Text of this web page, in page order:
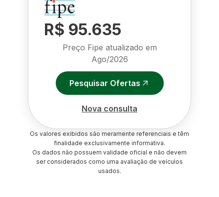
R$ 95.635
Preço Fipe atualizado em
Ago/2026
Pesquisar Ofertas
Nova consulta
Os valores exibidos são meramente referenciais e têm
finalidade exclusivamente informativa.
Os dados não possuem validade oficial e não devem
ser considerados como uma avaliação de veículos
usados.